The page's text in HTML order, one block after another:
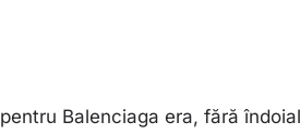
Balenciaga era, fără